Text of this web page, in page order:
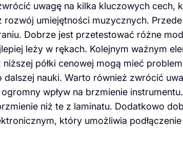
uwagę na kilka kluczowych cech,
umiejętności muzycznych.
Dobrze jest przetestować różne
leży w rękach. Kolejnym ważnym
półki cenowej mogą mieć
nauki. Warto również zwrócić
wpływ na brzmienie
niż te z laminatu. Dodatkowo
który umożliwia